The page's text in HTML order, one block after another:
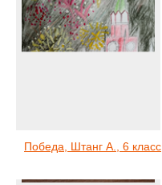
Победа, Штанг А., 6 класс